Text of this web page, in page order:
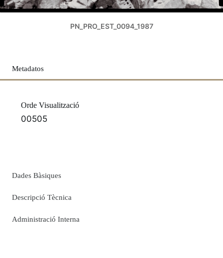
PN_PRO_EST_0094_1987
Metadatos
Orde Visualització
00505
Dades Bàsiques
Descripció Tècnica
Administració Interna